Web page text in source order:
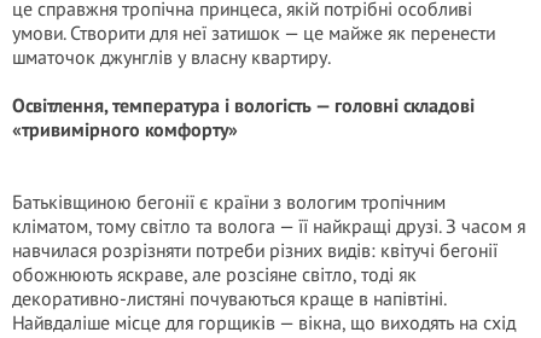
це справжня тропічна принцеса, якій потрібні особливі
умови. Створити для неї затишок — це майже як перенести
шматочок джунглів у власну квартиру.
Освітлення, температура і вологість — головні складові
«тривимірного комфорту»
Батьківщиною бегонії є країни з вологим тропічним
кліматом, тому світло та волога — її найкращі друзі. З часом я
навчилася розрізняти потреби різних видів: квітучі бегонії
обожнюють яскраве, але розсіяне світло, тоді як
декоративно-листяні почуваються краще в напівтіні.
Найвдаліше місце для горщиків — вікна, що виходять на схід